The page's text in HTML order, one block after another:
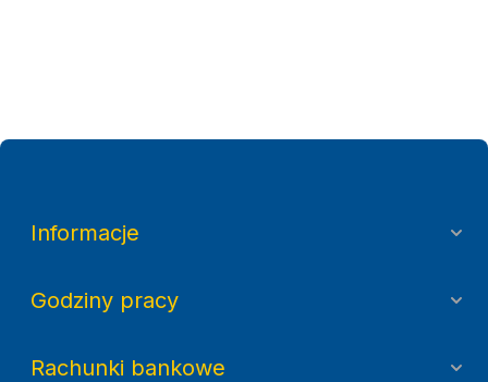
Informacje
Godziny pracy
Rachunki bankowe